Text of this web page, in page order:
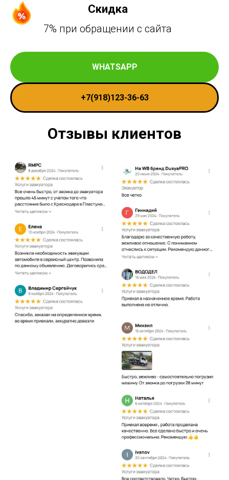
Скидка
7% при обращении с сайта
WHATSAPP
+7(918)123-36-63
Отзывы клиентов